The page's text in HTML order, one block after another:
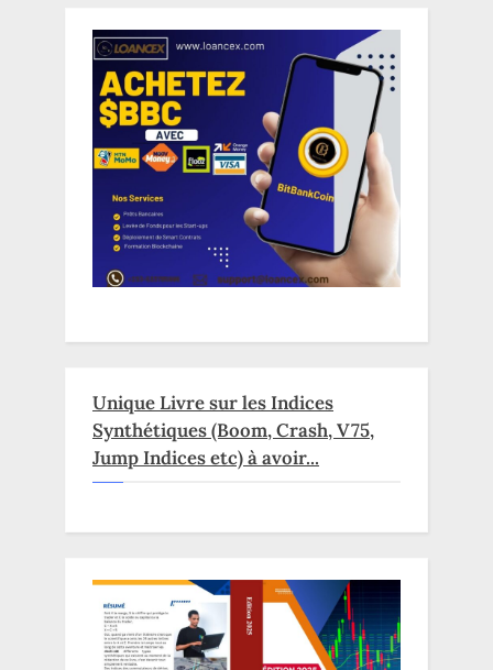
Unique Livre sur les Indices
Synthétiques (Boom, Crash, V75,
Jump Indices etc) à avoir...